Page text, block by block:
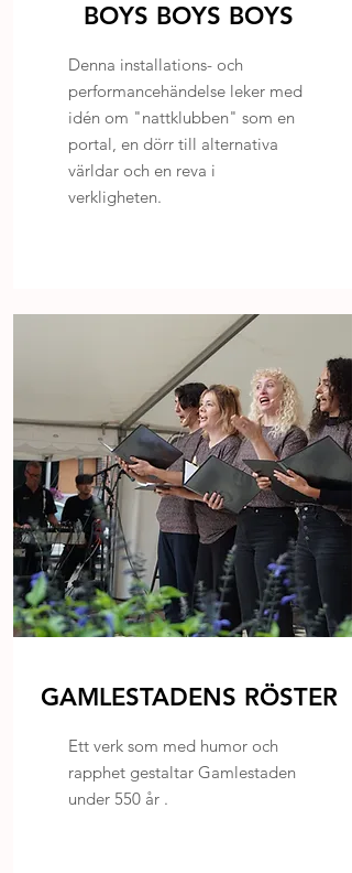
BOYS BOYS BOYS
Denna installations- och
performancehändelse leker med
idén om "nattklubben" som en
portal, en dörr till alternativa
världar och en reva i
verkligheten.
GAMLESTADENS RÖSTER
Ett verk som med humor och
rapphet gestaltar Gamlestaden
under 550 år .